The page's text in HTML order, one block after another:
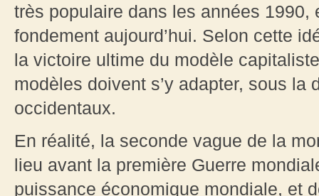
très populaire dans les années
fondement aujourd’hui. Selon cette
la victoire ultime du modèle
modèles doivent s’y adapter, sous
occidentaux.
En réalité, la seconde vague de la
lieu avant la première Guerre
puissance économique mondiale, et